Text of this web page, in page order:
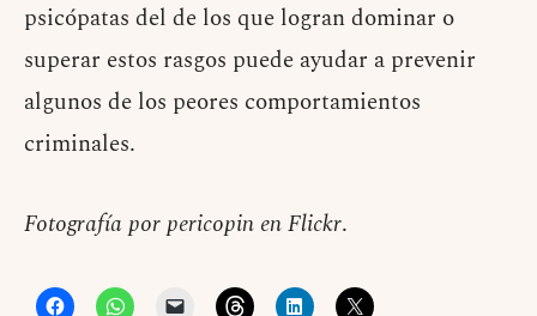
psicópatas del de los que logran dominar o
superar estos rasgos puede ayudar a prevenir
algunos de los peores comportamientos
criminales.
Fotografía por pericopin en Flickr.